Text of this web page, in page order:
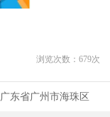
浏览次数： 679次
广东省广州市海珠区